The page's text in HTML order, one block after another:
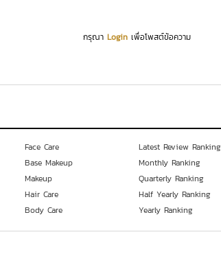
กรุณา Loginเพื่อโพสต์ข้อความ
Face Care
Base Makeup
Makeup
Hair Care
Body Care
Latest Review Ranking
Monthly Ranking
Quarterly Ranking
Half Yearly Ranking
Yearly Ranking